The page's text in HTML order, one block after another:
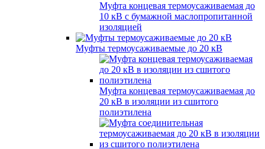
Муфта концевая термоусаживаемая до
10 кВ с бумажной маслопропитанной
изоляцией
Муфты термоусаживаемые до 20 кВ
Муфта концевая термоусаживаемая до
20 кВ в изоляции из сшитого
полиэтилена